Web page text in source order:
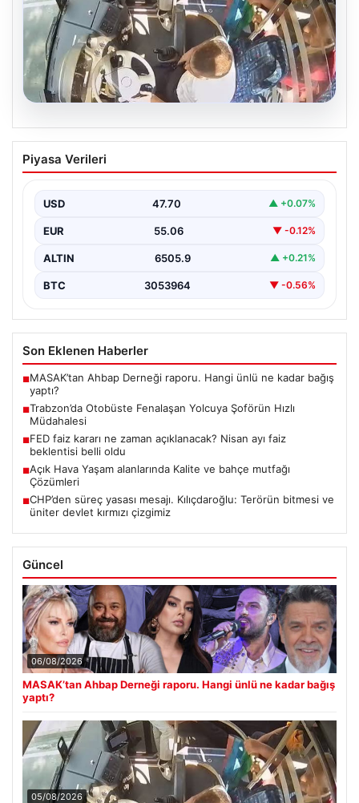
Trabzon’da Otobüste Fenalaşan
Yolcuya Şoförün Hızlı Müdahalesi
yaşındaki yolcu Hasan Öner’in hayatı, şoför Sinan
Erdoğan’ın…
Piyasa Verileri
USD 47.70 ▲ +0.07%
EUR 55.06 ▼ -0.12%
ALTIN 6505.9 ▲ +0.21%
BTC 3053964 ▼ -0.56%
Son Eklenen Haberler
■MASAK’tan Ahbap Derneği raporu. Hangi ünlü ne kadar bağış
yaptı?
■Trabzon’da Otobüste Fenalaşan Yolcuya Şoförün Hızlı
Müdahalesi
■FED faiz kararı ne zaman açıklanacak? Nisan ayı faiz
beklentisi belli oldu
■Açık Hava Yaşam alanlarında Kalite ve bahçe mutfağı
Çözümleri
■CHP’den süreç yasası mesajı. Kılıçdaroğlu: Terörün bitmesi ve
üniter devlet kırmızı çizgimiz
Güncel
06/08/2026
MASAK’tan Ahbap Derneği raporu. Hangi ünlü ne kadar bağış
yaptı?
05/08/2026